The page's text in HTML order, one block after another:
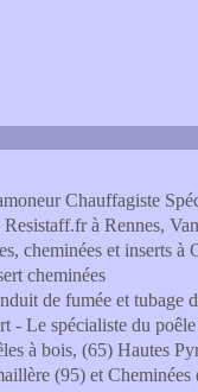
Chauffagiste
à Rennes,
cheminées et inserts à
cheminées
de fumée et tubage
- Le spécialiste du poêle
à bois, (65) Hautes
(95) et